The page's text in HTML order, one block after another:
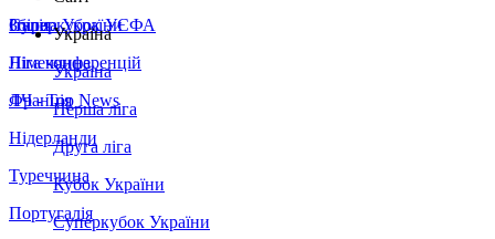
Збірна України
Італія
Німеччина
Франція
Нідерланди
Туреччина
Португалія
Суперкубок УЄФА
Ліга конференцій
ЛЧ - Top News
Україна
Україна
Перша ліга
Друга ліга
Кубок України
Суперкубок України